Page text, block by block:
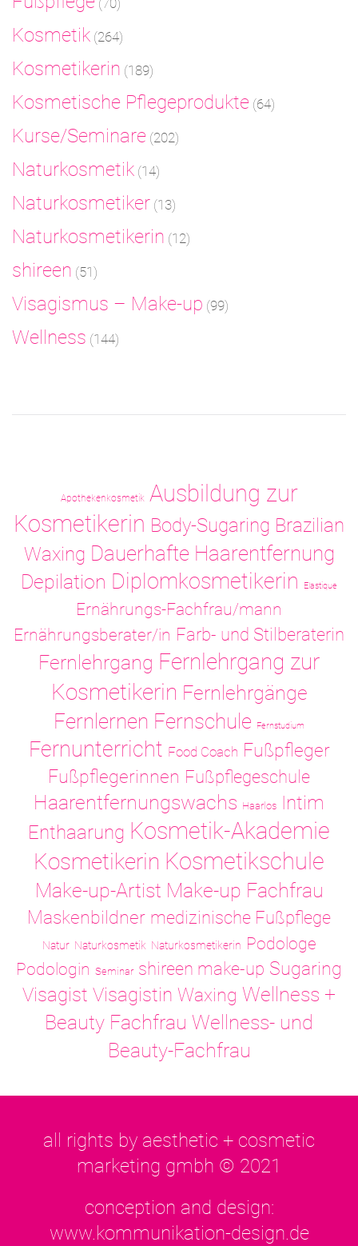
(70)
Kosmetik (264)
Kosmetikerin (189)
Kosmetische Pflegeprodukte (64)
Kurse/Seminare (202)
Naturkosmetik (14)
Naturkosmetiker (13)
Naturkosmetikerin (12)
shireen (51)
Visagismus – Make-up (99)
Wellness (144)
Apothekenkosmetik Ausbildung zur
Kosmetikerin Body-Sugaring Brazilian
Waxing Dauerhafte Haarentfernung
Depilation Diplomkosmetikerin Elastique
Ernährungs-Fachfrau/mann
Ernährungsberater/in Farb- und Stilberaterin
Fernlehrgang Fernlehrgang zur
Kosmetikerin Fernlehrgänge
Fernlernen Fernschule Fernstudium
Fernunterricht Food Coach Fußpfleger
Fußpflegerinnen Fußpflegeschule
Haarentfernungswachs Haarlos Intim
Enthaarung Kosmetik-Akademie
Kosmetikerin Kosmetikschule
Make-up-Artist Make-up Fachfrau
Maskenbildner medizinische Fußpflege
Natur Naturkosmetik Naturkosmetikerin Podologe
Podologin Seminar shireen make-up Sugaring
Visagist Visagistin Waxing Wellness +
Beauty Fachfrau Wellness- und
Beauty-Fachfrau
all rights by aesthetic + cosmetic
marketing gmbh © 2021
conception and design:
www.kommunikation-design.de